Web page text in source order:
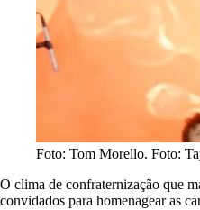
Foto: Tom Morello. Foto:
O clima de confraternização que
convidados para homenagear as